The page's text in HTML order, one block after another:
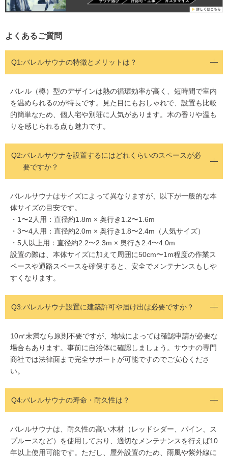
よくあるご質問
Q1:バレルサウナの特徴とメリットは？
バレル（樽）型のデザインは熱の循環効率が高く、短時間で室内
を温められるのが特長です。見た目にもおしゃれで、設置も比較
的簡単なため、個人宅や別荘に人気があります。木の香りや温も
りを感じられる点も魅力です。
Q2:バレルサウナを設置するにはどれくらいのスペースが必
要ですか？
バレルサウナはサイズによって異なりますが、以下が一般的な本
体サイズの目安です。
・1〜2人用：直径約1.8m × 奥行き1.2〜1.6m
・3〜4人用：直径約2.0m × 奥行き1.8〜2.4m（人気サイズ）
・5人以上用：直径約2.2〜2.3m × 奥行き2.4〜4.0m
設置の際は、本体サイズに加えて周囲に50cm〜1m程度の作業ス
ペースや通路スペースを確保すると、安全でメンテナンスもしや
すくなります。
Q3:バレルサウナ設置に建築許可や届け出は必要ですか？
10㎡未満なら原則不要ですが、地域によっては確認申請が必要な
場合もあります。事前に自治体に確認しましょう。サウナの専門
商社では法律面まで完全サポートが可能ですのでご安心くださ
い。
Q4:バレルサウナの寿命・耐久性は？
バレルサウナは、耐久性の高い木材（レッドシダー、パイン、ス
プルースなど）を使用しており、適切なメンテナンスを行えば10
年以上使用可能です。ただし、屋外設置のため、雨風や紫外線に